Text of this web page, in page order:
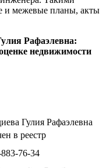
и межевые планы, акты
Рафаэлевна:
недвижимости
Гулия Рафаэлевна
в реестр
76-34